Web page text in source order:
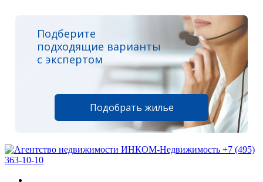
Подберите
подходящие варианты
с экспертом
Подобрать жилье
+7 (495)
363-10-10